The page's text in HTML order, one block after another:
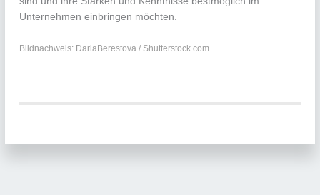
Unternehmen einbringen möchten.
Bildnachweis: DariaBerestova / Shutterstock.com